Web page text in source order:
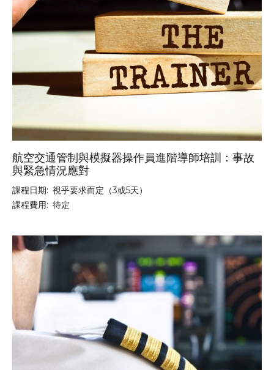
航空交通管制與模擬器操作員進階導師培訓：事故
與緊急情況應對
課程日期: 視乎要求而定（3或5天）
課程費用: 待定